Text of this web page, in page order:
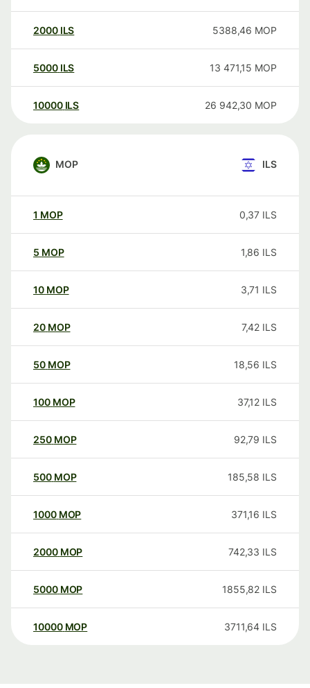
2000 ILS 5388,46 MOP
5000 ILS 13 471,15 MOP
10000 ILS 26 942,30 MOP
MOP ILS
1 MOP 0,37 ILS
5 MOP 1,86 ILS
10 MOP 3,71 ILS
20 MOP 7,42 ILS
50 MOP 18,56 ILS
100 MOP 37,12 ILS
250 MOP 92,79 ILS
500 MOP 185,58 ILS
1000 MOP 371,16 ILS
2000 MOP 742,33 ILS
5000 MOP 1855,82 ILS
10000 MOP 3711,64 ILS